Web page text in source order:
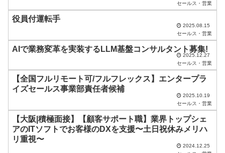
空
ま
に
し
だ
さ
セールス・営業
役員付運転手
2025.08.15
セールス・営業
AIで業務変革を実装するLLM基盤コンサルタント募集!
2025.12.27
セールス・営業
【全国フルリモート可/フルフレックス】エンタープラ
イズセールス事業部責任者候補
2025.10.19
セールス・営業
【大阪|積極面接】【顧客サポート職】業界トップシェ
アのITソフトでお客様のDXを支援〜土日祝休みメリハ
リ重視〜
2024.12.25